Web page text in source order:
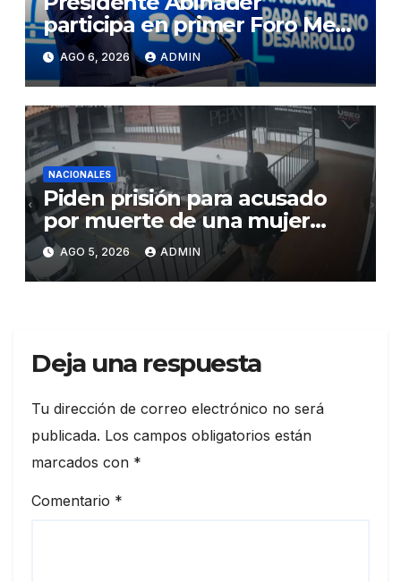
participa en primer Foro Meta
RD 2036 con miras a impulsar
el crecimiento económico,
fortalecer las instituciones y
elevar la productividad
AGO 6, 2026 ADMIN
NACIONALES
Piden prisión para acusado
por muerte de una mujer
durante intento de robo en
plaza comercial en Piantini
AGO 5, 2026 ADMIN
Deja una respuesta
Tu dirección de correo electrónico no será
publicada. Los campos obligatorios están
marcados con *
Comentario *